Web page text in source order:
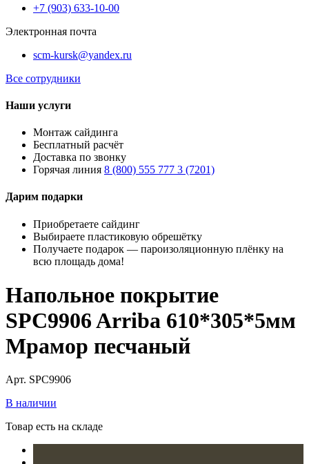
+7 (903) 633-10-00
Электронная почта
scm-kursk@yandex.ru
Все сотрудники
Наши услуги
Монтаж сайдинга
Бесплатный расчёт
Доставка по звонку
Горячая линия 8 (800) 555 777 3 (7201)
Дарим подарки
Приобретаете сайдинг
Выбираете пластиковую обрешётку
Получаете подарок — пароизоляционную плёнку на
всю площадь дома!
Напольное покрытие
SPC9906 Arriba 610*305*5мм
Мрамор песчаный
Арт. SPC9906
В наличии
Товар есть на складе